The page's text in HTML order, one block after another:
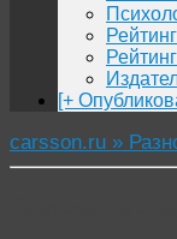
[+
carsson.ru »